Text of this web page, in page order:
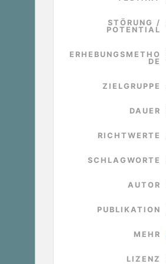
STÖRUNG /
POTENTIAL
ERHEBUNGSMETHO
DE
ZIELGRUPPE
DAUER
RICHTWERTE
SCHLAGWORTE
AUTOR
PUBLIKATION
MEHR
LIZENZ